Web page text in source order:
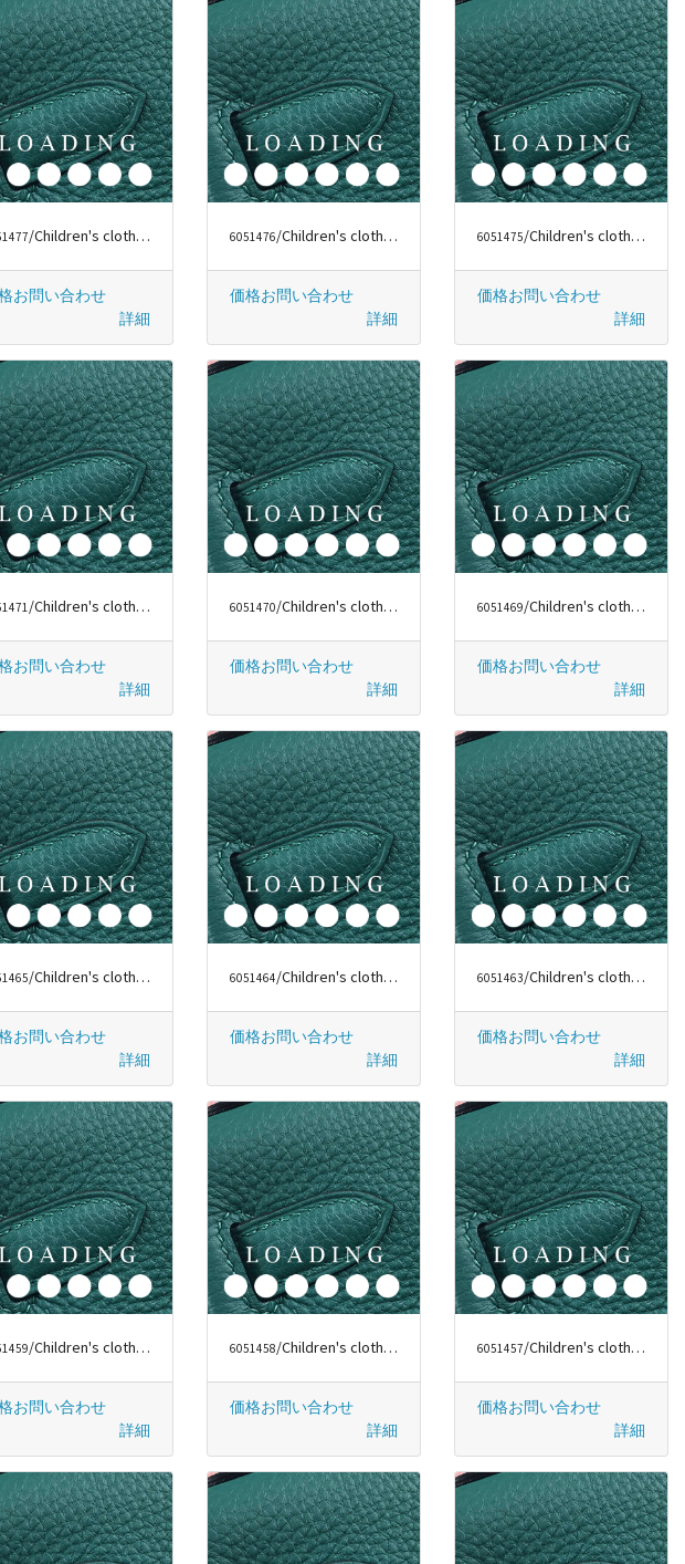
/Children's clothes から バーバリー/BURBERRY
お問い合わせ
詳細
6051476/Children's clothes から ファッションラグジュアリー
価格お問い合わせ
詳細
6051475/Children's clothes から ファッションラグジュアリー
価格お問い合わせ
詳細
/Children's clothes から ファッションラグジュアリー
お問い合わせ
詳細
6051470/Children's clothes から ファッションラグジュアリー
価格お問い合わせ
詳細
6051469/Children's clothes から ファッションラグジュアリー
価格お問い合わせ
詳細
/Children's clothes から ディオール/DIOR
お問い合わせ
詳細
6051464/Children's clothes から ファッションラグジュアリー
価格お問い合わせ
詳細
6051463/Children's clothes から ファッションラグジュアリー
価格お問い合わせ
詳細
/Children's clothes から ロエベ/LOEWE
お問い合わせ
詳細
6051458/Children's clothes から グッチ/GUCCI
価格お問い合わせ
詳細
6051457/Children's clothes から バーバリー/BURBERRY
価格お問い合わせ
詳細